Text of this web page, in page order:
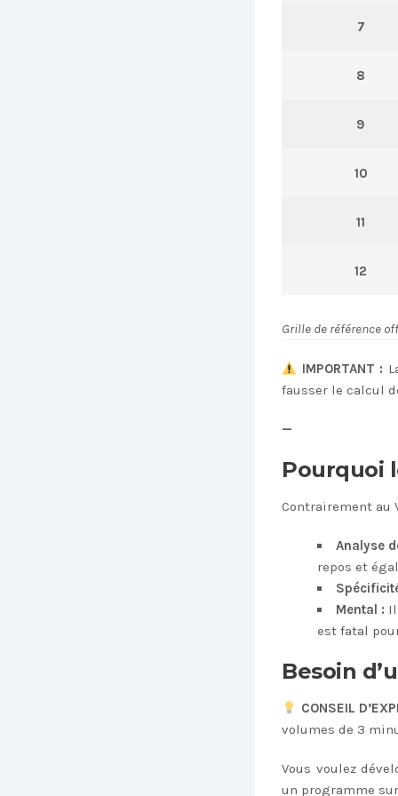
7
8
9
10
11
12
Grille de référence
IMPORTANT :
fausser le calcul
—
Pourquoi
Contrairement au
Analyse
repos et
Mental :
est fatal
Besoin
CONSEIL
volumes de 3
Vous voulez
un programme